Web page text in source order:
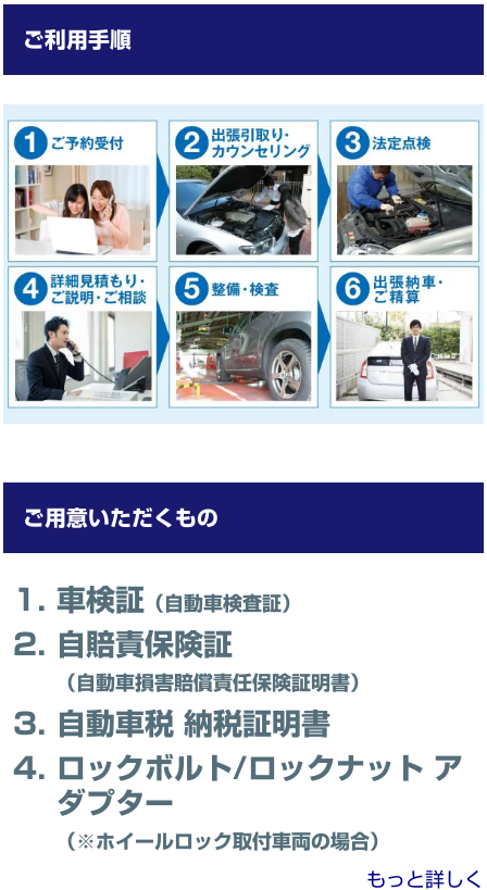
ご利用手順
ご用意いただくもの
車検証 （自動車検査証）
自賠責保険証
（自動車損害賠償責任保険証明書）
自動車税 納税証明書
ロックボルト/ロックナット ア
ダプター
（※ホイールロック取付車両の場合）
もっと詳しく